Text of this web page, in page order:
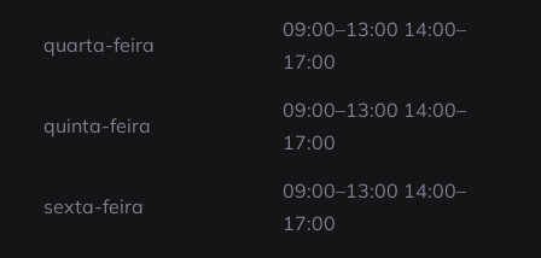
quarta-feira
09:00–13:00 14:00–
17:00
quinta-feira
09:00–13:00 14:00–
17:00
sexta-feira
09:00–13:00 14:00–
17:00